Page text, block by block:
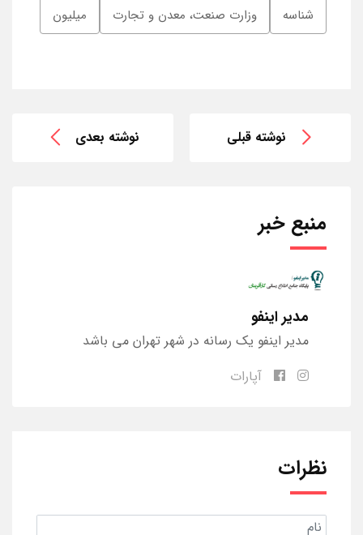
شناسه وزارت صنعت، معدن و تجارت میلیون
نوشته قبلی نوشته بعدی
منبع خبر
مدیر اینفو
مدیر اینفو یک رسانه در شهر تهران می باشد
آپارات
نظرات